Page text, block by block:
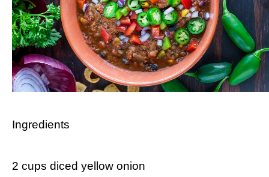
Ingredients
⁢2 cups‌ diced yellow onion